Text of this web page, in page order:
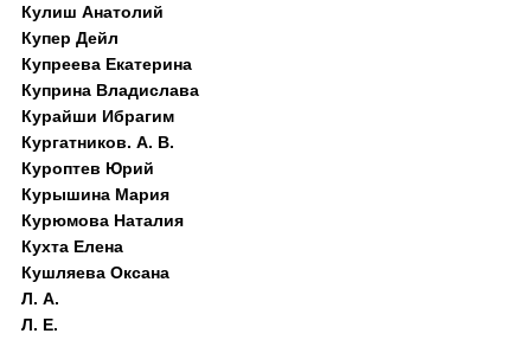
Кулиш Анатолий
Купер Дейл
Купреева Екатерина
Куприна Владислава
Курайши Ибрагим
Кургатников. А. В.
Куроптев Юрий
Курышина Мария
Курюмова Наталия
Кухта Елена
Кушляева Оксана
Л. А.
Л. Е.